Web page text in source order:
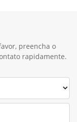
e de Privacidade.